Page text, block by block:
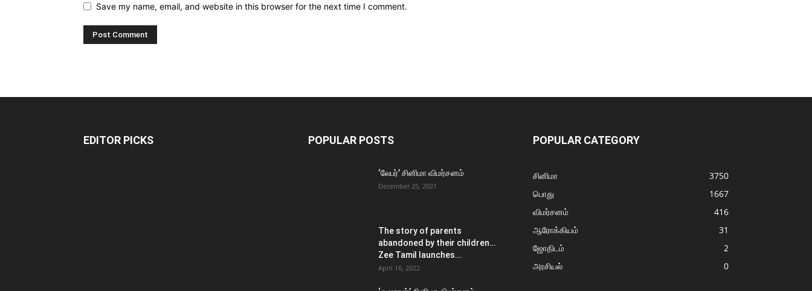
Save my name, email, and website in this browser for the next time I comment.
EDITOR PICKS POPULAR POSTS
‘லேபர்’ சினிமா விமர்சனம்
December 25, 2021
The story of parents
abandoned by their children…
Zee Tamil launches...
April 16, 2022
POPULAR CATEGORY
சினிமா
3750
பொது
1667
விமர்சனம்
416
ஆரோக்கியம்
31
ஜோதிடம்
2
அரசியல்
0